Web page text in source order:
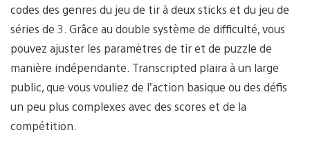
codes des genres du jeu de tir à deux sticks et du jeu de
séries de 3. Grâce au double système de difficulté, vous
pouvez ajuster les paramètres de tir et de puzzle de
manière indépendante. Transcripted plaira à un large
public, que vous vouliez de l’action basique ou des défis
un peu plus complexes avec des scores et de la
compétition.